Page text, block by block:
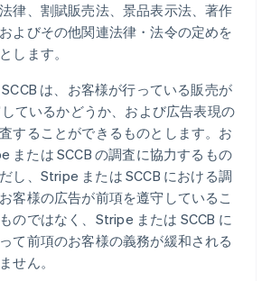
律、割賦販売法、景品表示法、著作
よびその他関連法律・法令の定めを
します。
は、お客様が行っている販売が
ているかどうか、および広告表現の
することができるものとします。お
または SCCB の調査に協力するもの
し、Stripe または SCCB における調
客様の広告が前項を遵守しているこ
のではなく、Stripe または SCCB に
て前項のお客様の義務が緩和される
せん。